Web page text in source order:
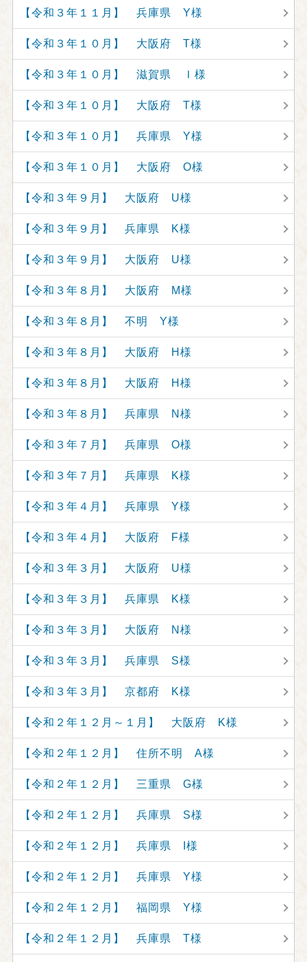
【令和３年１１月】 兵庫県 Y様
【令和３年１０月】 大阪府 T様
【令和３年１０月】 滋賀県 Ｉ様
【令和３年１０月】 大阪府 T様
【令和３年１０月】 兵庫県 Y様
【令和３年１０月】 大阪府 O様
【令和３年９月】 大阪府 U様
【令和３年９月】 兵庫県 K様
【令和３年９月】 大阪府 U様
【令和３年８月】 大阪府 M様
【令和３年８月】 不明 Y様
【令和３年８月】 大阪府 H様
【令和３年８月】 大阪府 H様
【令和３年８月】 兵庫県 N様
【令和３年７月】 兵庫県 O様
【令和３年７月】 兵庫県 K様
【令和３年４月】 兵庫県 Y様
【令和３年４月】 大阪府 F様
【令和３年３月】 大阪府 U様
【令和３年３月】 兵庫県 K様
【令和３年３月】 大阪府 N様
【令和３年３月】 兵庫県 S様
【令和３年３月】 京都府 K様
【令和２年１２月～１月】 大阪府 K様
【令和２年１２月】 住所不明 A様
【令和２年１２月】 三重県 G様
【令和２年１２月】 兵庫県 S様
【令和２年１２月】 兵庫県 I様
【令和２年１２月】 兵庫県 Y様
【令和２年１２月】 福岡県 Y様
【令和２年１２月】 兵庫県 T様